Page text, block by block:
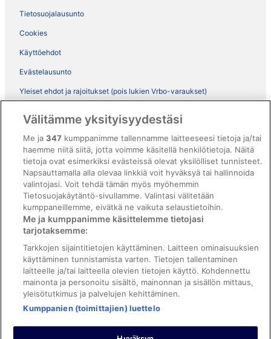
Tietosuojalausunto
Cookies
Käyttöehdot
Evästelausunto
Yleiset ehdot ja rajoitukset (pois lukien Vrbo-varaukset)
ebookers BONUS+ -ohjelman ehdot
Oikeudelliset tiedot / ota meihin yhteyttä
Sisältövaatimukset ja ilmoituksen tekeminen sisällöstä
Tuki
Ota yhteyttä
Varauksen muuttaminen tai peruuttaminen
Varaa lento lentoyhtiön hyvityskupongeilla
Hyvityksen hakeminen ja aikarajat
Välitämme yksityisyydestäsi
Me ja347 kumppanimme tallennamme laitteeseesi tietoja ja/tai
haemme niitä siitä, jotta voimme käsitellä henkilötietoja. Näitä
tietoja ovat esimerkiksi evästeissä olevat yksilölliset tunnisteet.
Napsauttamalla alla olevaa linkkiä voit hyväksyä tai hallinnoida
valintojasi. Voit tehdä tämän myös myöhemmin
Tietosuojakäytäntö-sivullamme. Valintasi välitetään
kumppaneillemme, eivätkä ne vaikuta selaustietoihin.
Me ja kumppanimme käsittelemme tietojasi
tarjotaksemme:
Tarkkojen sijaintitietojen käyttäminen. Laitteen ominaisuuksien
käyttäminen tunnistamista varten. Tietojen tallentaminen
laitteelle ja/tai laitteella olevien tietojen käyttö. Kohdennettu
mainonta ja personoitu sisältö, mainonnan ja sisällön mittaus,
yleisötutkimus ja palvelujen kehittäminen.
Kumppanien (toimittajien) luettelo